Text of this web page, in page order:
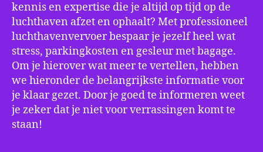
kennis en expertise die je altijd op tijd op de
luchthaven afzet en ophaalt? Met professioneel
luchthavenvervoer bespaar je jezelf heel wat
stress, parkingkosten en gesleur met bagage.
Om je hierover wat meer te vertellen, hebben
we hieronder de belangrijkste informatie voor
je klaar gezet. Door je goed te informeren weet
je zeker dat je niet voor verrassingen komt te
staan!